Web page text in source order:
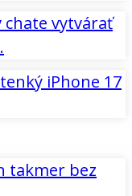
chate vytvárať
iPhone 17
takmer bez